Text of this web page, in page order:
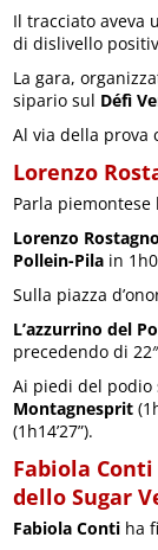
Il tracciato aveva
di dislivello
La gara,
sipario sul Défì
Al via della prova
Lorenzo
Parla
Lorenzo
Pollein-Pila in
Sulla piazza
L’azzurrino del
precedendo di
Ai piedi del
Montagnesprit
(1h14’27”).
Fabiola
dello Sugar
Fabiola Conti ha